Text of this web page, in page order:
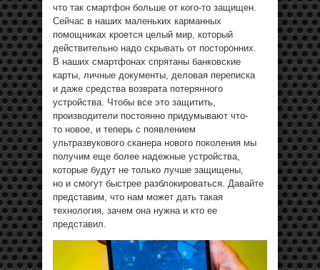
что так смартфон больше от кого-то защищен.
Сейчас в наших маленьких карманных
помощниках кроется целый мир, который
действительно надо скрывать от посторонних.
В наших смартфонах спрятаны банковские
карты, личные документы, деловая переписка
и даже средства возврата потерянного
устройства. Чтобы все это защитить,
производители постоянно придумывают что-
то новое, и теперь с появлением
ультразвукового сканера нового поколения мы
получим еще более надежные устройства,
которые будут не только лучше защищены,
но и смогут быстрее разблокироваться. Давайте
представим, что нам может дать такая
технология, зачем она нужна и кто ее
представил.